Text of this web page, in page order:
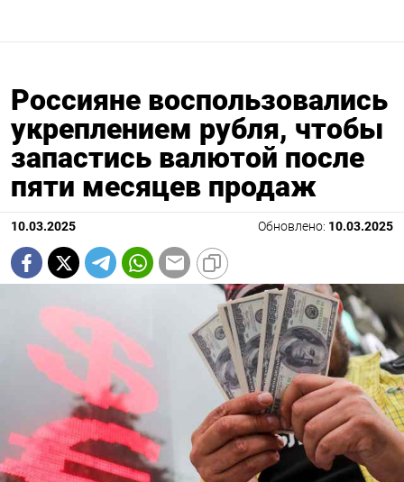
Россияне воспользовались
укреплением рубля, чтобы
запастись валютой после
пяти месяцев продаж
10.03.2025 Обновлено: 10.03.2025